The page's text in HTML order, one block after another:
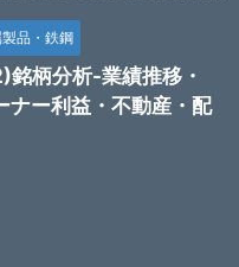
品・鉄鋼
柄分析-業績推移・
ナー利益・不動産・配